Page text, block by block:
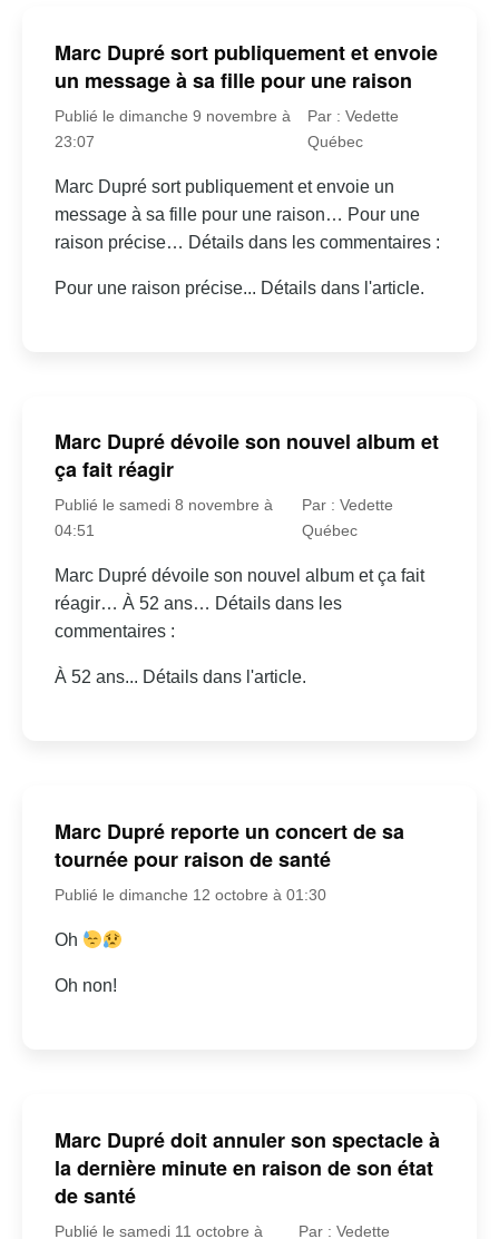
Marc Dupré sort publiquement et envoie
un message à sa fille pour une raison
Publié le dimanche 9 novembre à
23:07
Par : Vedette
Québec
Marc Dupré sort publiquement et envoie un
message à sa fille pour une raison… Pour une
raison précise… Détails dans les commentaires :
Pour une raison précise... Détails dans l'article.
Marc Dupré dévoile son nouvel album et
ça fait réagir
Publié le samedi 8 novembre à
04:51
Par : Vedette
Québec
Marc Dupré dévoile son nouvel album et ça fait
réagir… À 52 ans… Détails dans les
commentaires :
À 52 ans... Détails dans l'article.
Marc Dupré reporte un concert de sa
tournée pour raison de santé
Publié le dimanche 12 octobre à 01:30
Oh
Oh non!
Marc Dupré doit annuler son spectacle à
la dernière minute en raison de son état
de santé
Publié le samedi 11 octobre à Par : Vedette